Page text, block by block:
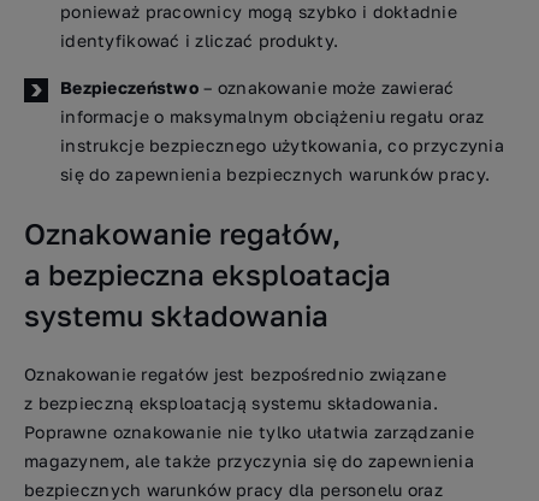
ponieważ pracownicy mogą szybko i dokładnie
identyfikować i zliczać produkty.
Bezpieczeństwo– oznakowanie może zawierać
informacje o maksymalnym obciążeniu regału oraz
instrukcje bezpiecznego użytkowania, co przyczynia
się do zapewnienia bezpiecznych warunków pracy.
Oznakowanie regałów,
a bezpieczna eksploatacja
systemu składowania
Oznakowanie regałów jest bezpośrednio związane
z bezpieczną eksploatacją systemu składowania.
Poprawne oznakowanie nie tylko ułatwia zarządzanie
magazynem, ale także przyczynia się do zapewnienia
bezpiecznych warunków pracy dla personelu oraz